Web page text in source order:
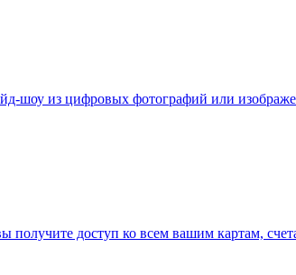
шоу из цифровых фотографий или
доступ ко всем вашим картам,